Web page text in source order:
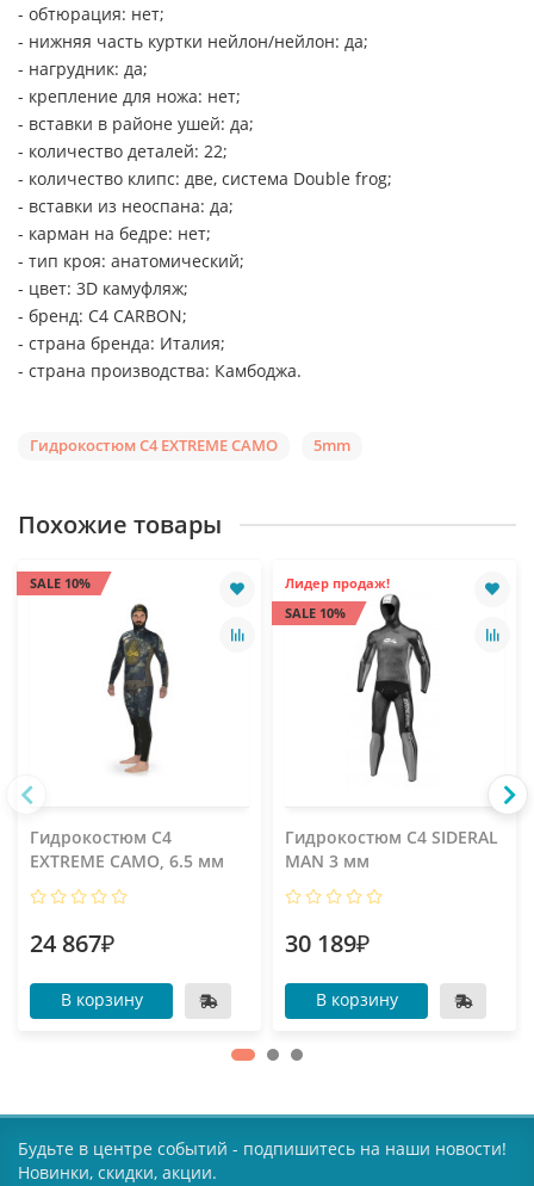
- обтюрация: нет;
- нижняя часть куртки нейлон/нейлон: да;
- нагрудник: да;
- крепление для ножа: нет;
- вставки в районе ушей: да;
- количество деталей: 22;
- количество клипс: две, система Double frog;
- вставки из неоспана: да;
- карман на бедре: нет;
- тип кроя: анатомический;
- цвет: 3D камуфляж;
- бренд: C4 CARBON;
- страна бренда: Италия;
- страна производства: Камбоджа.
Гидрокостюм C4 EXTREME CAMO 5mm
Похожие товары
SALE 10%
Гидрокостюм C4
EXTREME CAMO, 6.5 мм
24 867₽
В корзину
Лидер продаж!
SALE 10%
Гидрокостюм C4 SIDERAL
MAN 3 мм
30 189₽
В корзину
Будьте в центре событий - подпишитесь на наши новости!
Новинки, скидки, акции.